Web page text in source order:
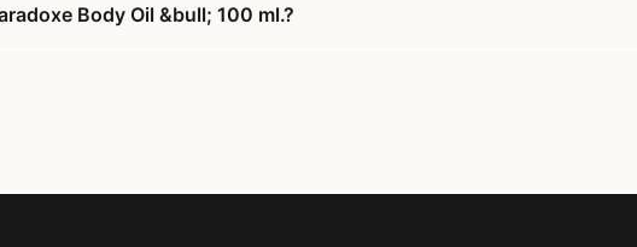
Body Oil &bull; 100 ml.?